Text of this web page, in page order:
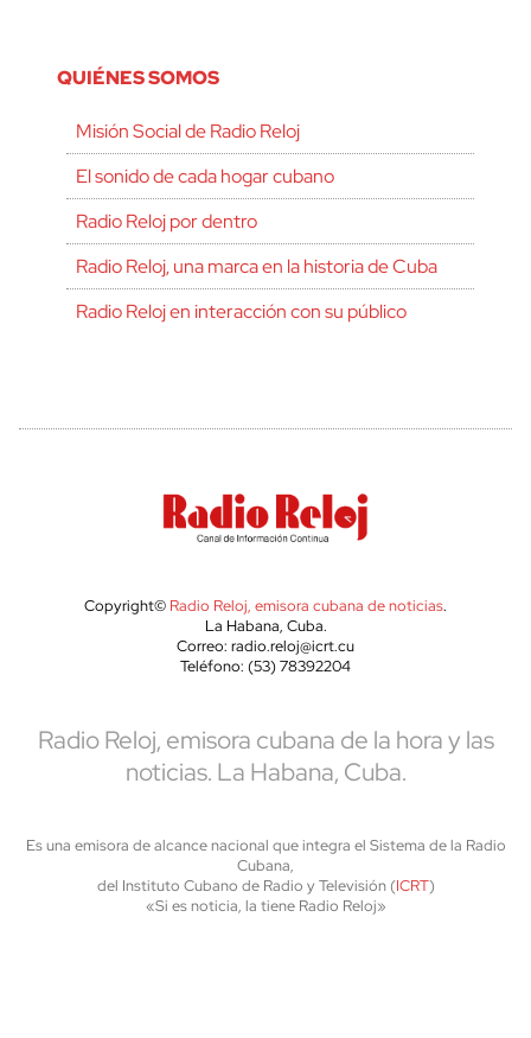
QUIÉNES SOMOS
Misión Social de Radio Reloj
El sonido de cada hogar cubano
Radio Reloj por dentro
Radio Reloj, una marca en la historia de Cuba
Radio Reloj en interacción con su público
Copyright© Radio Reloj, emisora cubana de noticias.
La Habana, Cuba.
Correo: radio.reloj@icrt.cu
Teléfono: (53) 78392204
Radio Reloj, emisora cubana de la hora y las
noticias. La Habana, Cuba.
Es una emisora de alcance nacional que integra el Sistema de la Radio
Cubana,
del Instituto Cubano de Radio y Televisión (ICRT)
«Si es noticia, la tiene Radio Reloj»